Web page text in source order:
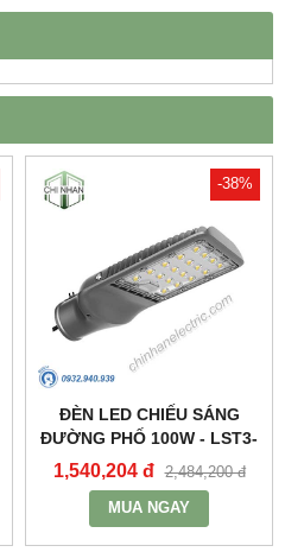
-38%
ĐÈN LED CHIẾU SÁNG
ĐƯỜNG PHỐ 100W - LST3-
100 - MPE
1,540,204 đ 2,484,200 đ
MUA NGAY